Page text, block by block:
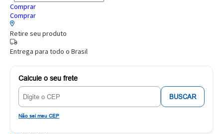
Comprar
Comprar
Retire seu produto
Entrega para todo o Brasil
Calcule o seu frete
BUSCAR
Não sei meu CEP